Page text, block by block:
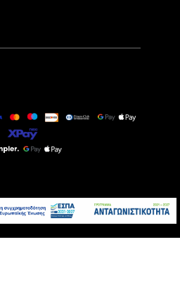
Προσθήκη στο καλάθι